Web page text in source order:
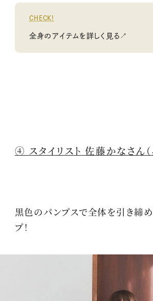
CHECK!
全身のアイテムを詳しく見る↗
④ スタイリスト 佐藤かなさん（
黒色のパンプスで全体を引き締め
プ！